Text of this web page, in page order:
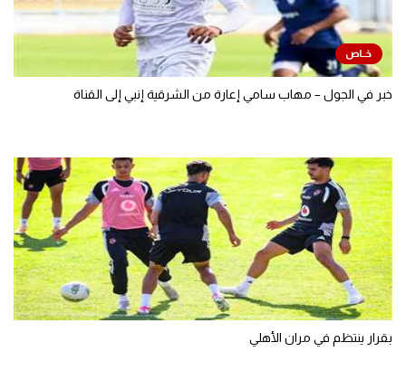
خبر في الجول – مهاب سامي إعارة من الشرقية إنبي إلى القناة
بقرار ينتظم في مران الأهلي